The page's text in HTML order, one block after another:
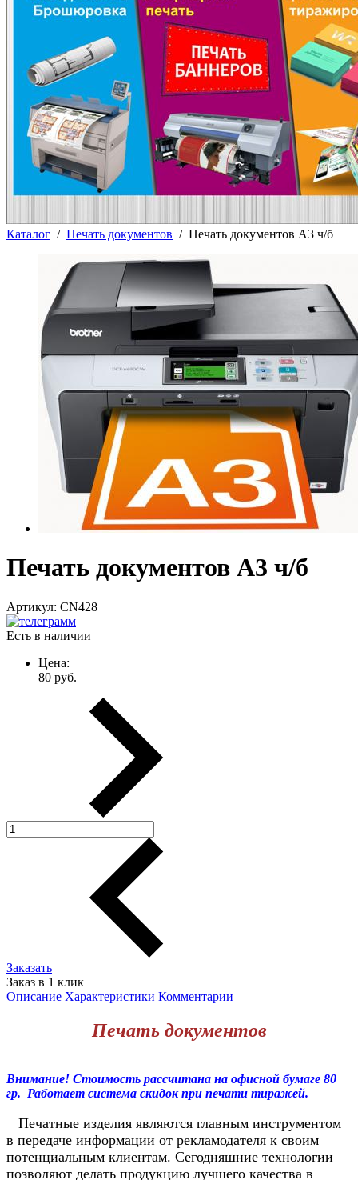
Каталог / Печать документов / Печать документов А3 ч/б
Печать документов А3 ч/б
Артикул: CN428
Есть в наличии
Цена:
80 руб.
Заказать
Заказ в 1 клик
Описание Характеристики Комментарии
Печать документов
Внимание! Стоимость рассчитана на офисной бумаге 80
гр. Работает система скидок при печати тиражей.
Печатные изделия являются главным инструментом
в передаче информации от рекламодателя к своим
потенциальным клиентам. Сегодняшние технологии
позволяют делать продукцию лучшего качества в